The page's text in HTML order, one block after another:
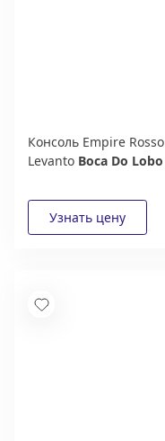
Консоль Empire Rosso
Levanto Boca Do Lobo